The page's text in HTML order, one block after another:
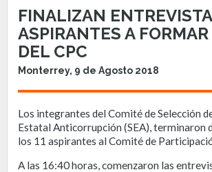
FINALIZAN
ASPIRANTES A
DEL CPC
Monterrey, 9 de Agosto 2018
Los integrantes del Comité de Selección
Estatal Anticorrupción (SEA), terminaron
los 11 aspirantes al Comité de
A las 16:40 horas, comenzaron las